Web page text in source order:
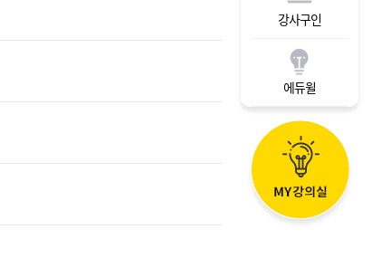
강사구인
에듀윌